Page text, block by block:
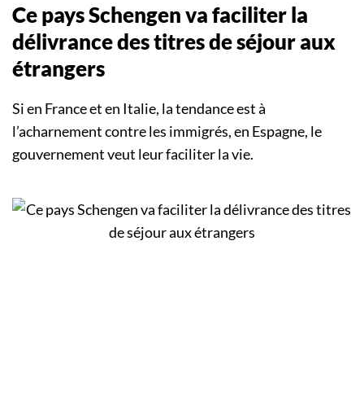
Ce pays Schengen va faciliter la
délivrance des titres de séjour aux
étrangers
Si en France et en Italie, la tendance est à
l’acharnement contre les immigrés, en Espagne, le
gouvernement veut leur faciliter la vie.